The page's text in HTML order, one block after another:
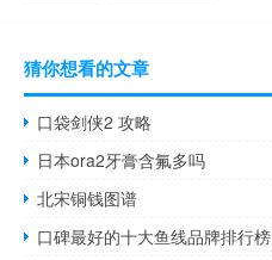
猜你想看的文章
口袋剑侠2 攻略
日本ora2牙膏含氟多吗
北宋铜钱图谱
口碑最好的十大鱼线品牌排行榜